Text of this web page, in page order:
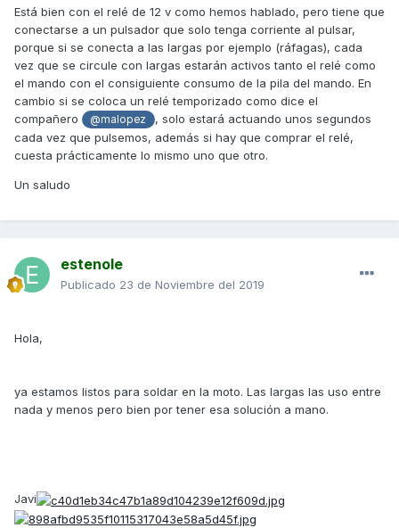
A ver mañana, para no andar cortando o pelando todos los.
cables lo hice pinchandolos con un alfiler. El. mando la
tengo ha preparado con el relé de 12v, que es como lo
llevaba en la daytona. En este caso creo que lo dejaré
debajo de la. placa central dle mando que hay el. hueco
justo para acceder fácil y cambiar la batería.
Saludos
Está bien con el relé de 12 v como hemos hablado, pero tiene que
conectarse a un pulsador que solo tenga corriente al pulsar,
porque si se conecta a las largas por ejemplo (ráfagas), cada
vez que se circule con largas estarán activos tanto el relé como
el mando con el consiguiente consumo de la pila del mando. En
cambio si se coloca un relé temporizado como dice el
compañero
@malopez
, solo estará actuando unos segundos
cada vez que pulsemos, además si hay que comprar el relé,
cuesta prácticamente lo mismo uno que otro.
Un saludo
estenole
Publicado 23 de Noviembre del 2019
Hola,
ya estamos listos para soldar en la moto. Las largas las uso entre
nada y menos pero bien por tener esa solución a mano.
Javi